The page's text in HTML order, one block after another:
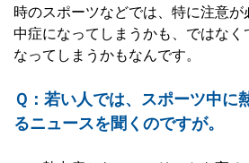
時のスポーツなどでは、特に注意
中症になってしまうかも、ではなく
なってしまうかもなんです。
Ｑ：若い人では、スポーツ中に
るニュースを聞くのですが。